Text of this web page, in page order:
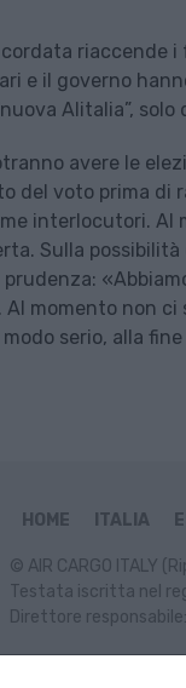
riaccende
e il governo
Alitalia”,
avere le
del voto prima
interlocutori. Al
Sulla
momento non
serio, alla
HOME ITALIA
© AIR CARGO ITALY
Testata iscritta nel
Direttore